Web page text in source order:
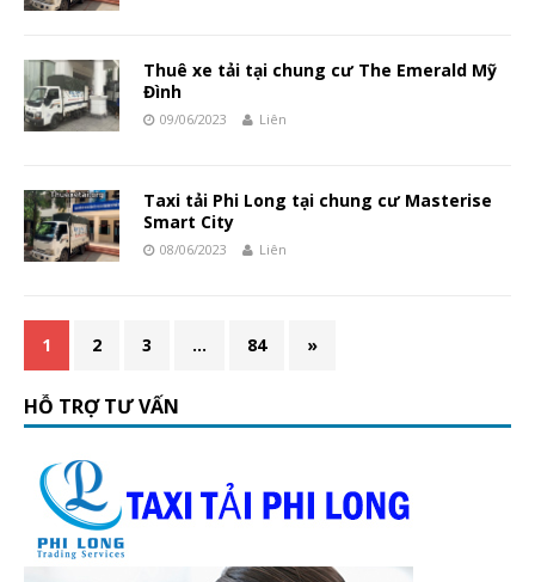
Thuê xe tải tại chung cư The Emerald Mỹ
Đình
09/06/2023 Liên
Taxi tải Phi Long tại chung cư Masterise
Smart City
08/06/2023 Liên
1 2 3 … 84 »
HỖ TRỢ TƯ VẤN